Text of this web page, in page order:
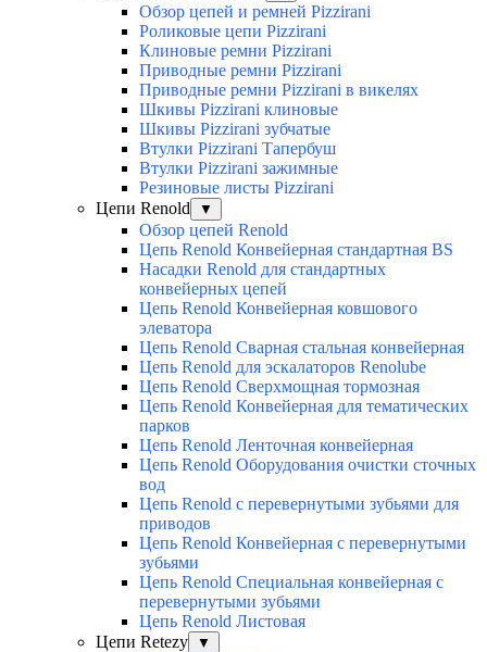
Обзор цепей и ремней Pizzirani
Роликовые цепи Pizzirani
Клиновые ремни Pizzirani
Приводные ремни Pizzirani
Приводные ремни Pizzirani в викелях
Шкивы Pizzirani клиновые
Шкивы Pizzirani зубчатые
Втулки Pizzirani Тапербуш
Втулки Pizzirani зажимные
Резиновые листы Pizzirani
Цепи Renold
▼
Обзор цепей Renold
Цепь Renold Конвейерная стандартная BS
Насадки Renold для стандартных
конвейерных цепей
Цепь Renold Конвейерная ковшового
элеватора
Цепь Renold Сварная стальная конвейерная
Цепь Renold для эскалаторов Renolube
Цепь Renold Сверхмощная тормозная
Цепь Renold Конвейерная для тематических
парков
Цепь Renold Ленточная конвейерная
Цепь Renold Оборудования очистки сточных
вод
Цепь Renold с перевернутыми зубьями для
приводов
Цепь Renold Конвейерная с перевернутыми
зубьями
Цепь Renold Специальная конвейерная с
перевернутыми зубьями
Цепь Renold Листовая
Цепи Retezy
▼